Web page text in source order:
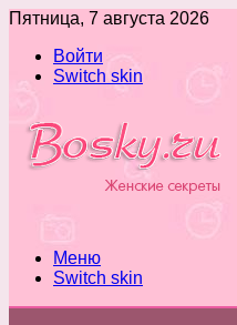
Пятница, 7 августа 2026
Войти
Switch skin
Меню
Switch skin